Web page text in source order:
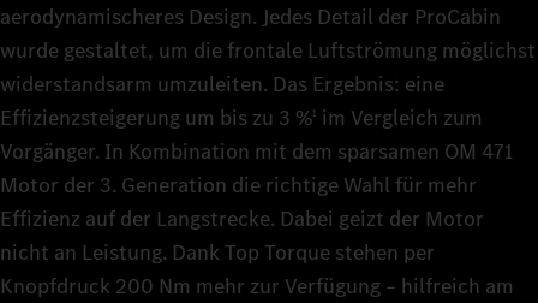
aerodynamischeres Design. Jedes Detail der ProCabin
wurde gestaltet, um die frontale Luftströmung möglichst
widerstandsarm umzuleiten. Das Ergebnis: eine
Effizienzsteigerung um bis zu 3 %1 im Vergleich zum
Vorgänger. In Kombination mit dem sparsamen OM 471
Motor der 3. Generation die richtige Wahl für mehr
Effizienz auf der Langstrecke. Dabei geizt der Motor
nicht an Leistung. Dank Top Torque stehen per
Knopfdruck 200 Nm mehr zur Verfügung – hilfreich am